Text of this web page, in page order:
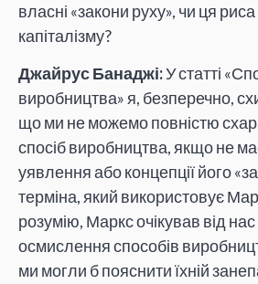
власні «закони руху», чи ця
капіталізму?
Джайрус Банаджі:У статті
виробництва» я, безперечно,
що ми не можемо повністю
спосіб виробництва, якщо не
уявлення або концепції його
терміна, який використовує
розумію, Маркс очікував від
осмислення способів
ми могли б пояснити їхній